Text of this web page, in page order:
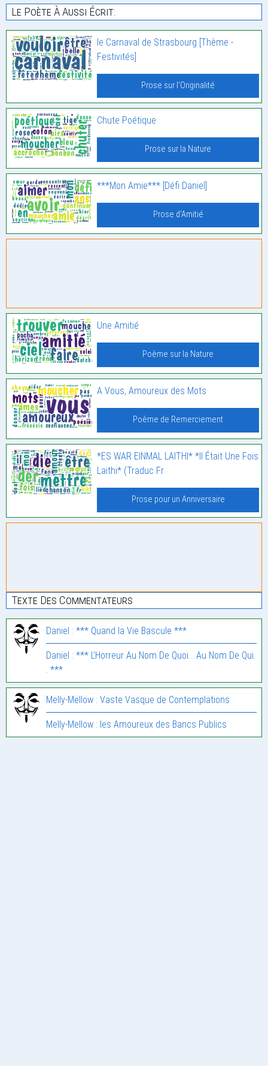
Le Poète À Aussi Écrit:
le Carnaval de Strasbourg [Thème -
Festivités]
Prose sur l'Originalité
Chute Poétique
Prose sur la Nature
***Mon Amie*** [Défi Daniel]
Prose d'Amitié
Une Amitié
Poème sur la Nature
A Vous, Amoureux des Mots
Poème de Remerciement
*ES WAR EINMAL LAITHI* *Il Était Une Fois
Laithi* (Traduc Fr
Prose pour un Anniversaire
Texte Des Commentateurs
Daniel : *** Quand la Vie Bascule ***
Daniel : *** L’Horreur Au Nom De Quoi… Au Nom De Qui.
. ***
Melly-Mellow : Vaste Vasque de Contemplations
Melly-Mellow : les Amoureux des Bancs Publics